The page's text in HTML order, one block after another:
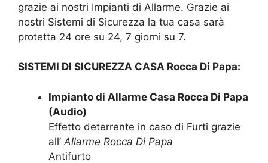
grazie ai nostri Impianti di Allarme. Grazie ai
nostri Sistemi di Sicurezza la tua casa sarà
protetta 24 ore su 24, 7 giorni su 7.
SISTEMI DI SICUREZZA CASA Rocca Di Papa:
Impianto di Allarme Casa Rocca Di Papa
(Audio)
Effetto deterrente in caso di Furti grazie
all’ Allarme Rocca Di Papa
Antifurto